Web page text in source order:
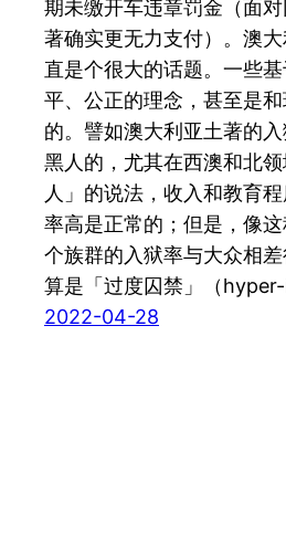
期未缴开车违章罚金（面
著确实更无力支付）。澳
直是个很大的话题。一些
平、公正的理念，甚至是
的。譬如澳大利亚土著的
黑人的，尤其在西澳和北
人」的说法，收入和教育
率高是正常的；但是，像
个族群的入狱率与大众相
算是「过度囚禁」（
2022-04-28